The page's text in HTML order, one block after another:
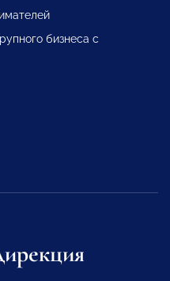
бизнеса с